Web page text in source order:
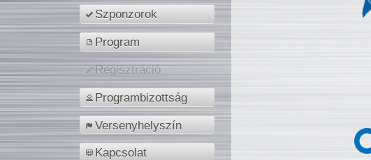
Szponzorok
Program
Regisztráció
Programbizottság
Versenyhelyszín
Kapcsolat